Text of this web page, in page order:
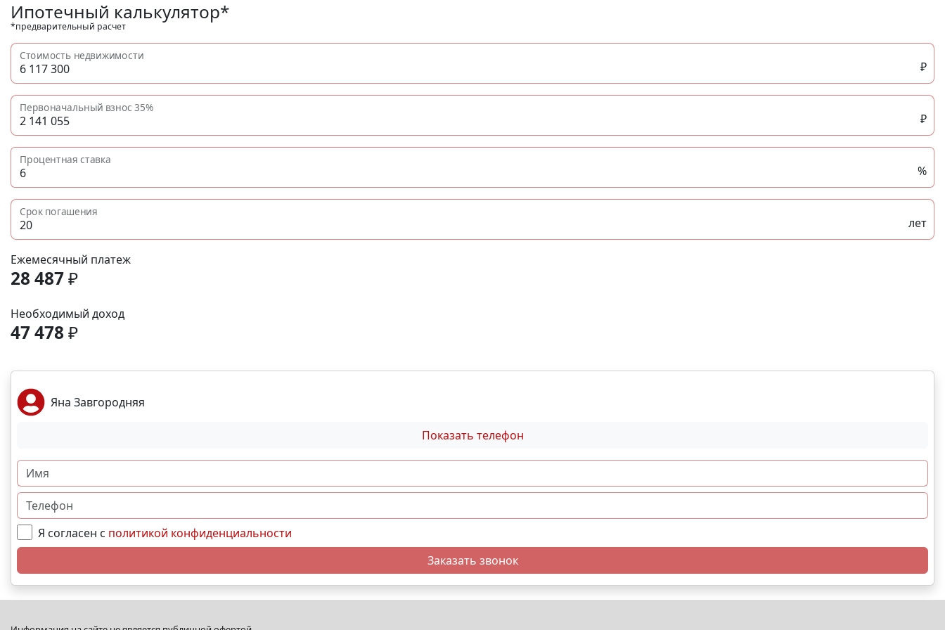
Ипотечный калькулятор*
*предварительный расчет
Стоимость недвижимости
₽
Первоначальный взнос35%
₽
Процентная ставка
%
Срок погашения
лет
Ежемесячный платеж
28 487₽
Необходимый доход
47 478 ₽
Яна Завгородняя
Показать телефон
Я согласен с политикой конфиденциальности
Заказать звонок